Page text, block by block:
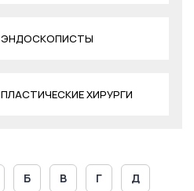
ЭНДОСКОПИСТЫ
ПЛАСТИЧЕСКИЕ ХИРУРГИ
Б В Г Д